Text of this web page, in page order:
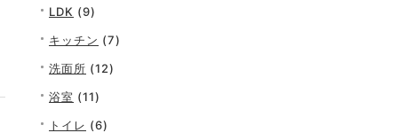
LDK (9)
キッチン (7)
洗面所 (12)
浴室 (11)
トイレ (6)